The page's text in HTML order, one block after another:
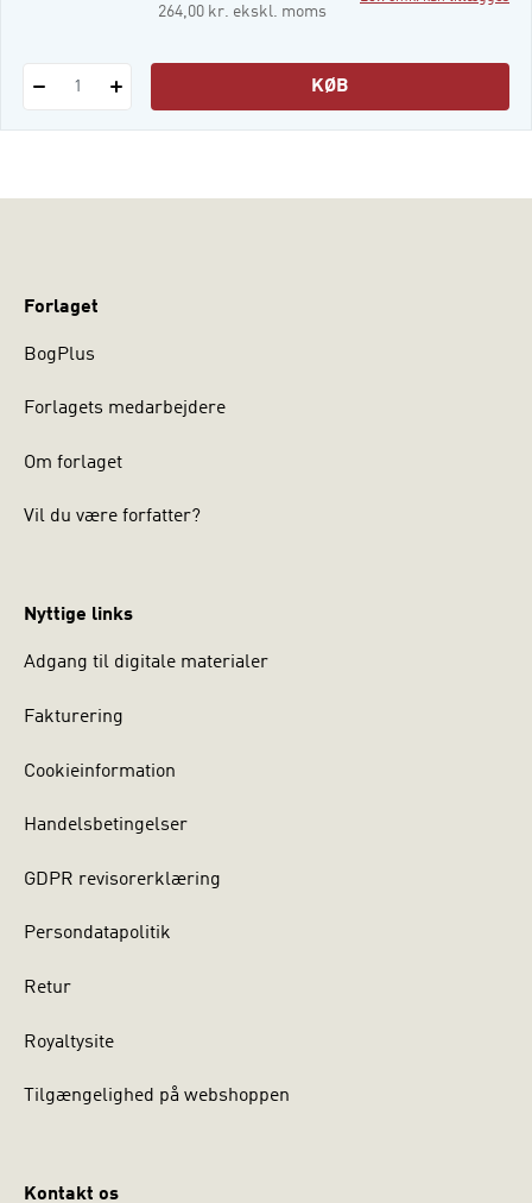
264,00 kr. ekskl. moms
1 KØB
Forlaget
BogPlus
Forlagets medarbejdere
Om forlaget
Vil du være forfatter?
Nyttige links
Adgang til digitale materialer
Fakturering
Cookieinformation
Handelsbetingelser
GDPR revisorerklæring
Persondatapolitik
Retur
Royaltysite
Tilgængelighed på webshoppen
Kontakt os